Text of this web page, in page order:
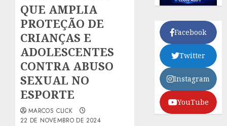
QUE AMPLIA
PROTEÇÃO DE
CRIANÇAS E
ADOLESCENTES
CONTRA ABUSO
SEXUAL NO
ESPORTE
MARCOS CLICK
22 DE NOVEMBRO DE 2024
Facebook
Twitter
Instagram
YouTube